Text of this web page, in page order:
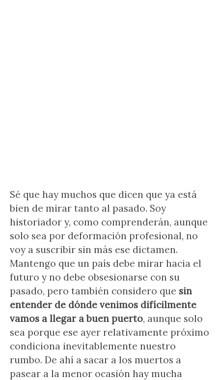
Sé que hay muchos que dicen que ya está
bien de mirar tanto al pasado. Soy
historiador y, como comprenderán, aunque
solo sea por deformación profesional, no
voy a suscribir sin más ese dictamen.
Mantengo que un país debe mirar hacia el
futuro y no debe obsesionarse con su
pasado, pero también considero que sin
entender de dónde venimos difícilmente
vamos a llegar a buen puerto, aunque solo
sea porque ese ayer relativamente próximo
condiciona inevitablemente nuestro
rumbo. De ahí a sacar a los muertos a
pasear a la menor ocasión hay mucha